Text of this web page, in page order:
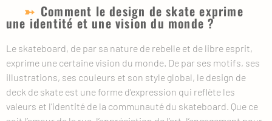
Comment le design de skate exprime
une identité et une vision du monde ?
Le skateboard, de par sa nature de rebelle et de libre esprit,
exprime une certaine vision du monde. De par ses motifs, ses
illustrations, ses couleurs et son style global, le design de
deck de skate est une forme d’expression qui reflète les
valeurs et l’identité de la communauté du skateboard. Que ce